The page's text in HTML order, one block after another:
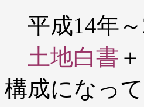
平成14年
土地白書 ＋
構成になって